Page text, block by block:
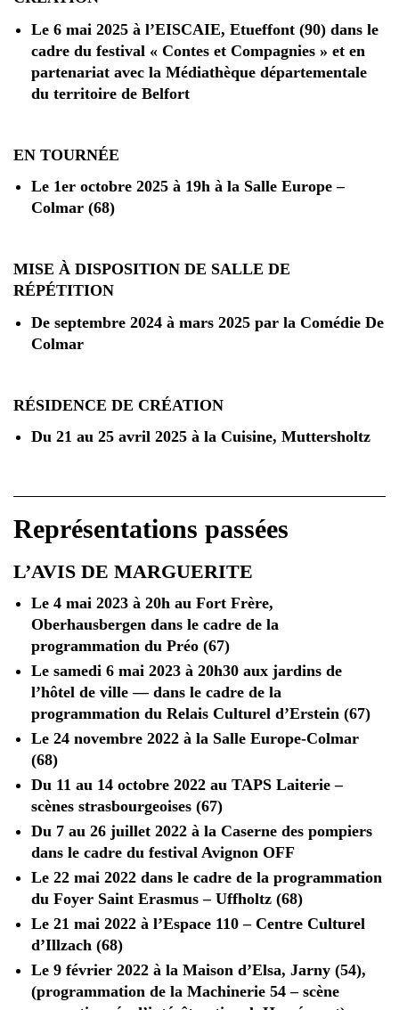
Le 6 mai 2025 à l’EISCAIE, Etueffont (90) dans le
cadre du festival « Contes et Compagnies » et en
partenariat avec la Médiathèque départementale
du territoire de Belfort
EN TOURNÉE
Le 1er octobre 2025 à 19h à la Salle Europe –
Colmar (68)
MISE À DISPOSITION DE SALLE DE
RÉPÉTITION
De septembre 2024 à mars 2025 par la Comédie De
Colmar
RÉSIDENCE DE CRÉATION
Du 21 au 25 avril 2025 à la Cuisine, Muttersholtz
Représentations passées
L’AVIS DE MARGUERITE
Le 4 mai 2023 à 20h au Fort Frère,
Oberhausbergen dans le cadre de la
programmation du Préo (67)
Le samedi 6 mai 2023 à 20h30 aux jardins de
l’hôtel de ville — dans le cadre de la
programmation du Relais Culturel d’Erstein (67)
Le 24 novembre 2022 à la Salle Europe-Colmar
(68)
Du 11 au 14 octobre 2022 au TAPS Laiterie –
scènes strasbourgeoises (67)
Du 7 au 26 juillet 2022 à la Caserne des pompiers
dans le cadre du festival Avignon OFF
Le 22 mai 2022 dans le cadre de la programmation
du Foyer Saint Erasmus – Uffholtz (68)
Le 21 mai 2022 à l’Espace 110 – Centre Culturel
d’Illzach (68)
Le 9 février 2022 à la Maison d’Elsa, Jarny (54),
(programmation de la Machinerie 54 – scène